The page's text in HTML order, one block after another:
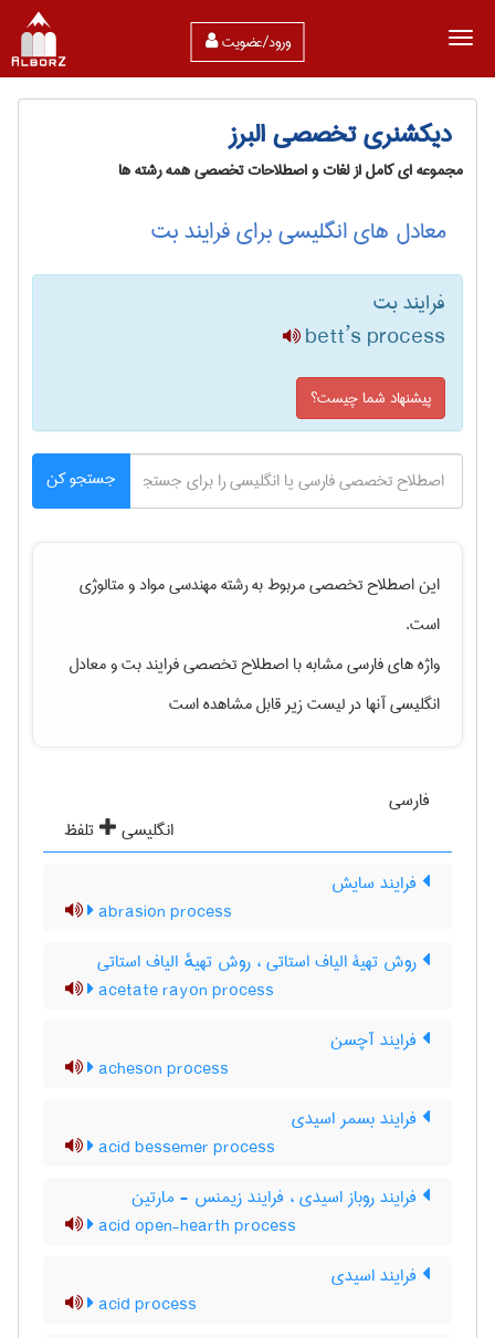
ورود/عضویت
دیکشنری تخصصی البرز
مجموعه ای کامل از لغات و اصطلاحات تخصصی همه رشته ها
معادل های انگلیسی برای فرایند بت
فرایند بت
bett’s process
پیشنهاد شما چیست؟
جستجو کن
این اصطلاح تخصصی مربوط به رشتهمهندسی مواد و متالوژی
است.
واژه های فارسی مشابه با اصطلاح تخصصیفرایند بتو معادل
انگلیسی آنها در لیست زیر قابل مشاهده است
فارسی
انگلیسی
تلفظ
فرایند سایش
abrasion process
روش تهیۀ الیاف استاتی ، روش تهیهٔ الیاف استاتی
acetate rayon process
فرایند آچسن
acheson process
فرایند بسمر اسیدی
acid bessemer process
فرایند روباز اسیدی ، فرایند زیمنس - مارتین
acid open-hearth process
فرایند اسیدی
acid process